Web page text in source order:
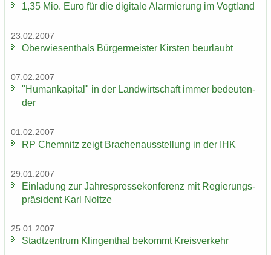
1,35 Mio. Euro für die di­gi­ta­le Alar­mie­rung im Vogt­land
23.02.2007
Ober­wie­sen­thals Bür­ger­meis­ter Kirs­ten be­ur­laubt
07.02.2007
"Hu­man­ka­pi­tal" in der Land­wirt­schaft immer be­deu­ten­
der
01.02.2007
RP Chem­nitz zeigt Bra­chen­aus­stel­lung in der IHK
29.01.2007
Ein­la­dung zur Jah­res­pres­se­kon­fe­renz mit Re­gie­rungs­
prä­si­dent Karl Nolt­ze
25.01.2007
Stadt­zen­trum Klin­gen­thal be­kommt Kreis­ver­kehr